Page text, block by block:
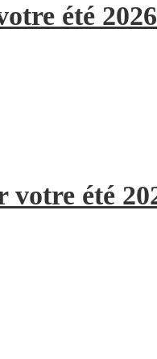
été 2026
votre été